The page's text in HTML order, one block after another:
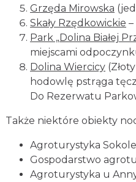
Grzęda Mirowska
Skały Rzędkowickie
Park „Dolina Białej
miejscami
Dolina Wiercicy
hodowlę pstrąga
Do Rezerwatu
Także niektóre obiekty
Agroturystyka
Gospodarstwo
Agroturystyka u